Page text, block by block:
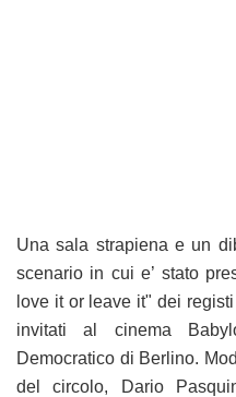
Una sala strapiena e un
scenario in cui e’ stato
love it or leave it" dei
invitati al cinema
Democratico di Berlino.
del circolo, Dario